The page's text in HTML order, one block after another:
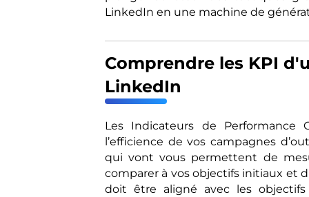
LinkedIn en une machine de
Comprendre les KPI
LinkedIn
Les Indicateurs de Performance
l’efficience de vos campagnes
qui vont vous permettent de
comparer à vos objectifs initiaux et
doit être aligné avec les